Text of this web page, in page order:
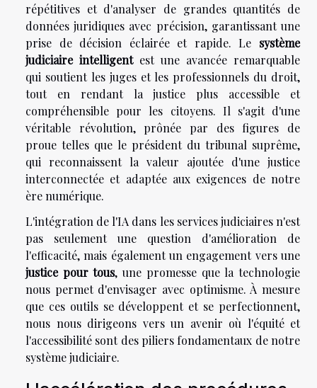
répétitives et d'analyser de grandes quantités de
données juridiques avec précision, garantissant une
prise de décision éclairée et rapide. Le système
judiciaire intelligentest une avancée remarquable
qui soutient les juges et les professionnels du droit,
tout en rendant la justice plus accessible et
compréhensible pour les citoyens. Il s'agit d'une
véritable révolution, prônée par des figures de
proue telles que le président du tribunal suprême,
qui reconnaissent la valeur ajoutée d'une justice
interconnectée et adaptée aux exigences de notre
ère numérique.
L'intégration de l'IA dans les services judiciaires n'est
pas seulement une question d'amélioration de
l'efficacité, mais également un engagement vers une
justice pour tous, une promesse que la technologie
nous permet d'envisager avec optimisme. À mesure
que ces outils se développent et se perfectionnent,
nous nous dirigeons vers un avenir où l'équité et
l'accessibilité sont des piliers fondamentaux de notre
système judiciaire.